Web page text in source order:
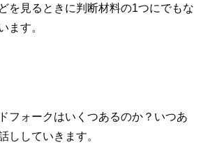
を見るときに判断材料の1つにでもな
ます。
フォークはいくつあるのか？いつあ
ししていきます。